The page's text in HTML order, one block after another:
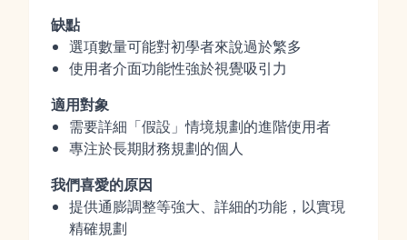
缺點
選項數量可能對初學者來說過於繁多
使用者介面功能性強於視覺吸引力
適用對象
需要詳細「假設」情境規劃的進階使用者
專注於長期財務規劃的個人
我們喜愛的原因
提供通膨調整等強大、詳細的功能，以實現
精確規劃